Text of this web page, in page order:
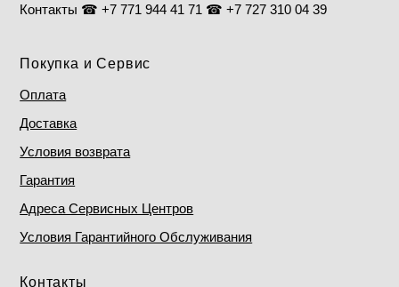
Контакты ☎ +7 771 944 41 71 ☎ +7 727 310 04 39
Покупка и Сервис
Оплата
Доставка
Условия возврата
Гарантия
Адреса Сервисных Центров
Условия Гарантийного Обслуживания
Контакты